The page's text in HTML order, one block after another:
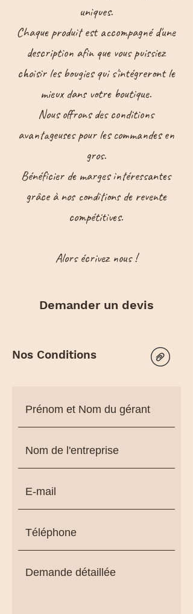
uniques.
Chaque produit est accompagné d'une
description afin que vous puissiez
choisir les bougies qui s'intégreront le
mieux dans votre boutique.
Nous offrons des conditions
avantageuses pour les commandes en
gros.
Bénéficier de marges intéressantes
grâce à nos conditions de revente
compétitives.​​
Alors écrivez nous !
Demander un devis
Nos Conditions